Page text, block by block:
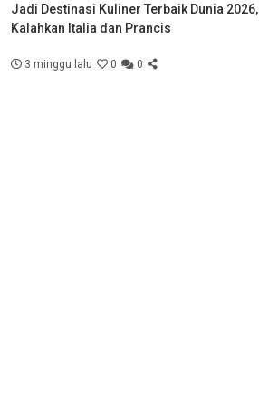
Jadi Destinasi Kuliner Terbaik Dunia 2026,
Kalahkan Italia dan Prancis
3 minggu lalu 0 0